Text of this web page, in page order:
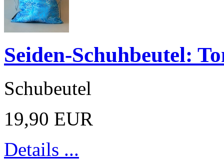
Seiden-Schuhbeutel:
Schubeutel
19,90 EUR
Details ...